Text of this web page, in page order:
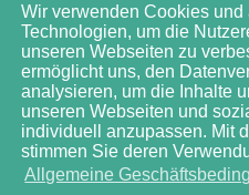
Wir verwenden Cookies und
Technologien, um die
unseren Webseiten zu
ermöglicht uns, den
analysieren, um die Inhalte
unseren Webseiten und
individuell anzupassen. Mit
stimmen Sie deren
Allgemeine
Basephyto(FR)
Mittelheft -
Datenblätter Ackerbau
Betriebsmittelliste